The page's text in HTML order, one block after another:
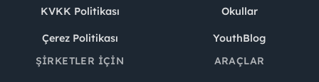
KVKK Politikası
Çerez Politikası
Okullar
YouthBlog
ŞIRKETLER İÇIN
ARAÇLAR